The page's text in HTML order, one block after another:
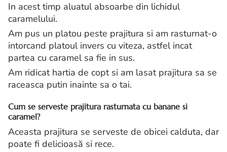
In acest timp aluatul absoarbe din lichidul
caramelului.
Am pus un platou peste prajitura si am rasturnat-o
intorcand platoul invers cu viteza, astfel incat
partea cu caramel sa fie in sus.
Am ridicat hartia de copt si am lasat prajitura sa se
raceasca putin inainte sa o tai.
Cum se serveste prajitura rasturnata cu banane si
caramel?
Aceasta prajitura se serveste de obicei calduta, dar
poate fi delicioasă si rece.